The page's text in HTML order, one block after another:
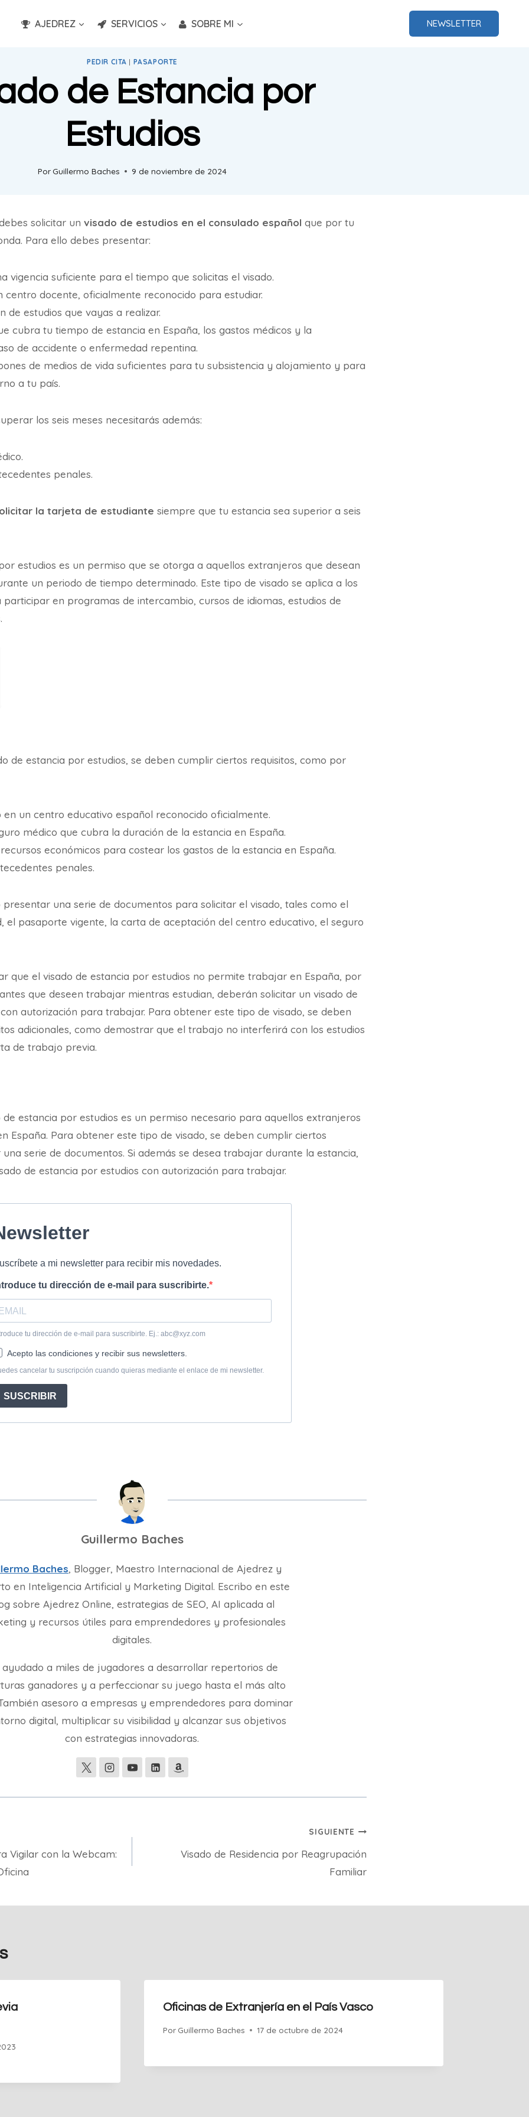
AJEDREZ SERVICIOS SOBRE MI NEWSLETTER
PEDIR CITA | PASAPORTE
de Estancia por
Estudios
PorGuillermo Baches 9 de noviembre de 2024
solicitar un visado de estudios en el consulado español que por tu
Para ello debes presentar:
vigencia suficiente para el tiempo que solicitas el visado.
centro docente, oficialmente reconocido para estudiar.
de estudios que vayas a realizar.
cubra tu tiempo de estancia en España, los gastos médicos y la
de accidente o enfermedad repentina.
de medios de vida suficientes para tu subsistencia y alojamiento y para
a tu país.
los seis meses necesitarás además:
penales.
la tarjeta de estudiante siempre que tu estancia sea superior a seis
estudios es un permiso que se otorga a aquellos extranjeros que desean
un periodo de tiempo determinado. Este tipo de visado se aplica a los
participar en programas de intercambio, cursos de idiomas, estudios de
de estancia por estudios, se deben cumplir ciertos requisitos, como por
en un centro educativo español reconocido oficialmente.
médico que cubra la duración de la estancia en España.
económicos para costear los gastos de la estancia en España.
penales.
presentar una serie de documentos para solicitar el visado, tales como el
el pasaporte vigente, la carta de aceptación del centro educativo, el seguro
que el visado de estancia por estudios no permite trabajar en España, por
que deseen trabajar mientras estudian, deberán solicitar un visado de
autorización para trabajar. Para obtener este tipo de visado, se deben
adicionales, como demostrar que el trabajo no interferirá con los estudios
de trabajo previa.
de estancia por estudios es un permiso necesario para aquellos extranjeros
España. Para obtener este tipo de visado, se deben cumplir ciertos
serie de documentos. Si además se desea trabajar durante la estancia,
de estancia por estudios con autorización para trabajar.
Guillermo Baches
Baches, Blogger, Maestro Internacional de Ajedrez y
en Inteligencia Artificial y Marketing Digital. Escribo en este
sobre Ajedrez Online, estrategias de SEO, AI aplicada al
y recursos útiles para emprendedores y profesionales
digitales.
ayudado a miles de jugadores a desarrollar repertorios de
ganadores y a perfeccionar su juego hasta el más alto
asesoro a empresas y emprendedores para dominar
digital, multiplicar su visibilidad y alcanzar sus objetivos
con estrategias innovadoras.
Vigilar con la Webcam:
SIGUIENTE
Visado de Residencia por Reagrupación
Familiar
Oficinas de Extranjería en el País Vasco
Por Guillermo Baches 17 de octubre de 2024